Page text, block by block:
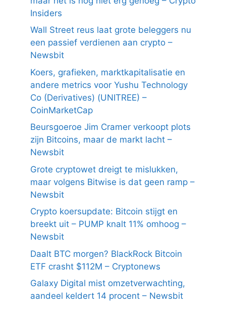
Insiders
Wall Street reus laat grote beleggers nu
een passief verdienen aan crypto –
Newsbit
Koers, grafieken, marktkapitalisatie en
andere metrics voor Yushu Technology
Co (Derivatives) (UNITREE) –
CoinMarketCap
Beursgoeroe Jim Cramer verkoopt plots
zijn Bitcoins, maar de markt lacht –
Newsbit
Grote cryptowet dreigt te mislukken,
maar volgens Bitwise is dat geen ramp –
Newsbit
Crypto koersupdate: Bitcoin stijgt en
breekt uit – PUMP knalt 11% omhoog –
Newsbit
Daalt BTC morgen? BlackRock Bitcoin
ETF crasht $112M – Cryptonews
Galaxy Digital mist omzetverwachting,
aandeel keldert 14 procent – Newsbit